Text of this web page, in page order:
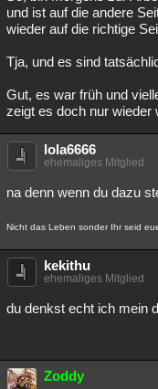
und ist auf die andere
wieder auf die richtige
Tja, und es sind
Gut, es war früh und
zeigt es doch nur wieder
lola6666
ehemaliges Mitglied
na denn wenn du dazu
Nicht das Leben sonder Ihr seid
kekithu
ehemaliges Mitglied
du denkst echt ich mein
Zoddy